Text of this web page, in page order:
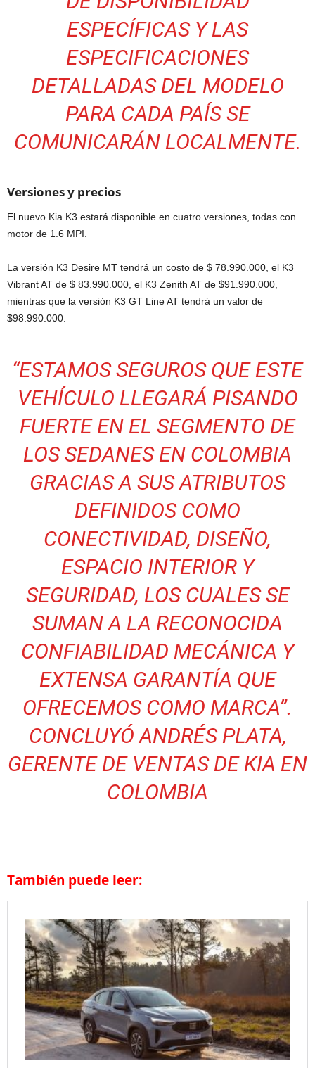
ESPECÍFICAS Y LAS
ESPECIFICACIONES
DETALLADAS DEL MODELO
PARA CADA PAÍS SE
COMUNICARÁN LOCALMENTE.
Versiones y precios
El nuevo Kia K3 estará disponible en cuatro versiones, todas con
motor de 1.6 MPI.
La versión K3 Desire MT tendrá un costo de $ 78.990.000, el K3
Vibrant AT de $ 83.990.000, el K3 Zenith AT de $91.990.000,
mientras que la versión K3 GT Line AT tendrá un valor de
$98.990.000.
“ESTAMOS SEGUROS QUE ESTE
VEHÍCULO LLEGARÁ PISANDO
FUERTE EN EL SEGMENTO DE
LOS SEDANES EN COLOMBIA
GRACIAS A SUS ATRIBUTOS
DEFINIDOS COMO
CONECTIVIDAD, DISEÑO,
ESPACIO INTERIOR Y
SEGURIDAD, LOS CUALES SE
SUMAN A LA RECONOCIDA
CONFIABILIDAD MECÁNICA Y
EXTENSA GARANTÍA QUE
OFRECEMOS COMO MARCA”.
CONCLUYÓ ANDRÉS PLATA,
GERENTE DE VENTAS DE KIA EN
COLOMBIA
También puede leer: